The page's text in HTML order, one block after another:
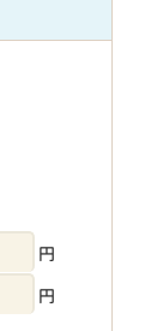
円
円